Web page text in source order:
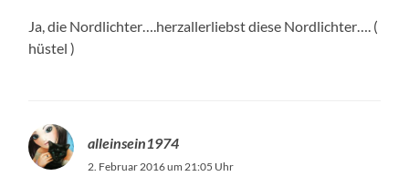
Ja, die Nordlichter….herzallerliebst diese Nordlichter…. (
hüstel )
alleinsein1974
2. Februar 2016 um 21:05 Uhr